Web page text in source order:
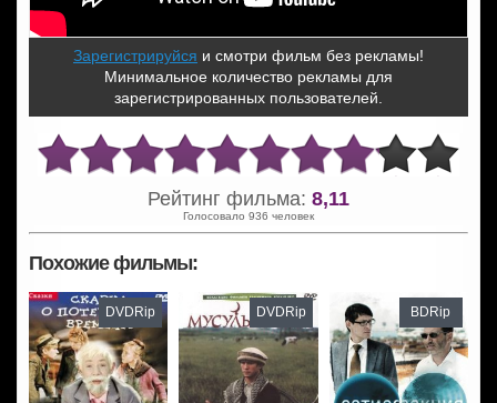
Зарегистрируйся и смотри фильм без рекламы!
Минимальное количество рекламы для
зарегистрированных пользователей.
Рейтинг фильма: 8,11
Голосовало 936 человек
Похожие фильмы:
DVDRip DVDRip BDRip